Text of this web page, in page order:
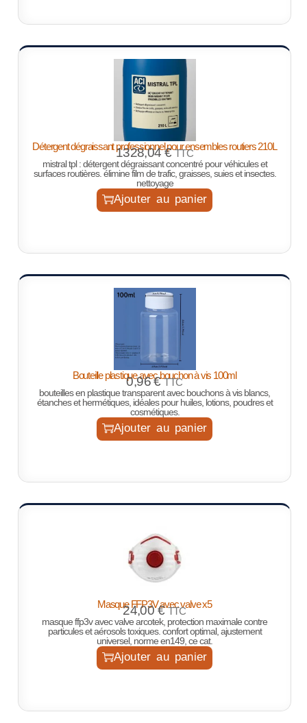
Détergent dégraissant professionnel pour ensembles routiers 210L
1328,04€ TTC
mistral tpl : détergent dégraissant concentré pour véhicules et
surfaces routières. élimine film de trafic, graisses, suies et insectes.
nettoyage
Ajouter au panier
Bouteille plastique avec bouchon à vis 100ml
0,96€ TTC
bouteilles en plastique transparent avec bouchons à vis blancs,
étanches et hermétiques, idéales pour huiles, lotions, poudres et
cosmétiques.
Ajouter au panier
Masque FFP3V avec valve x5
24,00€ TTC
masque ffp3v avec valve arcotek, protection maximale contre
particules et aérosols toxiques. confort optimal, ajustement
universel, norme en149, ce cat.
Ajouter au panier